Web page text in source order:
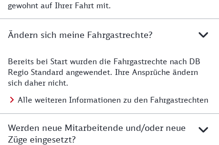
gewohnt auf Ihrer Fahrt mit.
Ändern sich meine Fahrgastrechte?
Details zu Fahrgastrechten
Bereits bei Start wurden die Fahrgastrechte nach DB
Regio Standard angewendet. Ihre Ansprüche ändern
sich daher nicht.
Alle weiteren Informationen zu den Fahrgastrechten
Werden neue Mitarbeitende und/oder neue
Züge eingesetzt?